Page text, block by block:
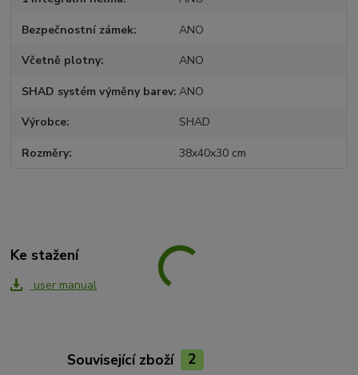
Bezpečnostní zámek ANO
Včetně plotny ANO
SHAD systém výměny barev ANO
Výrobce SHAD
Rozměry 38x40x30 cm
Ke stažení
user manual
Související zboží 2